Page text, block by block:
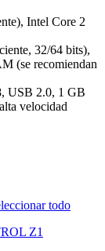
Intel Core 2
32/64 bits),
(se recomiendan
USB 2.0, 1 GB
velocidad
todo